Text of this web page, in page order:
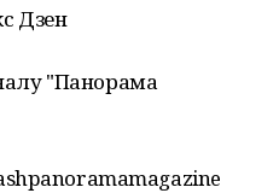
Дзен
"Панорама